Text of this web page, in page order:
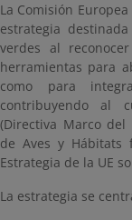
La Comisión
estrategia
verdes al
herramientas para
como para
contribuyendo al
(Directiva Marco del
de Aves y Hábitats
Estrategia de la UE
La estrategia se